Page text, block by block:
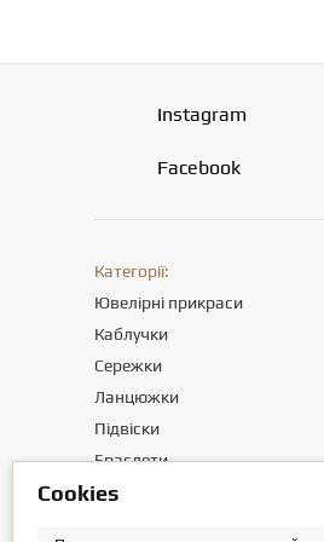
Instagram
Facebook
Категорії:
Ювелірні прикраси
Каблучки
Сережки
Ланцюжки
Підвіски
Браслети
Хрестики
Сookies